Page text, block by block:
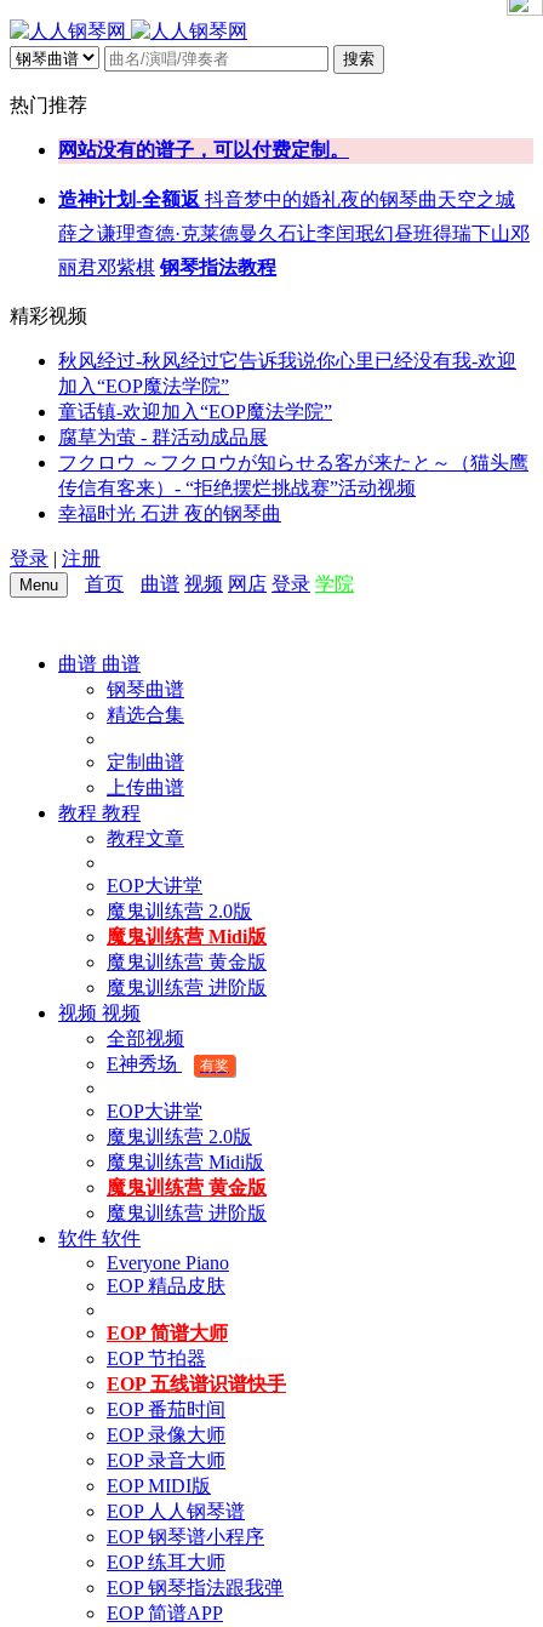
搜索
热门推荐
网站没有的谱子，可以付费定制。
造神计划-全额返 抖音梦中的婚礼夜的钢琴曲天空之城
薛之谦理查德·克莱德曼久石让李闰珉幻昼班得瑞下山邓
丽君邓紫棋 钢琴指法教程
精彩视频
秋风经过-秋风经过它告诉我说你心里已经没有我-欢迎
加入“EOP魔法学院”
童话镇-欢迎加入“EOP魔法学院”
腐草为萤 - 群活动成品展
フクロウ ～フクロウが知らせる客が来たと～（猫头鹰
传信有客来）- “拒绝摆烂挑战赛”活动视频
幸福时光 石进 夜的钢琴曲
登录 | 注册
Menu 首页 曲谱 视频 网店 登录 学院
曲谱 曲谱
钢琴曲谱
精选合集
定制曲谱
上传曲谱
教程 教程
教程文章
EOP大讲堂
魔鬼训练营 2.0版
魔鬼训练营 Midi版
魔鬼训练营 黄金版
魔鬼训练营 进阶版
视频 视频
全部视频
E神秀场
有奖
EOP大讲堂
魔鬼训练营 2.0版
魔鬼训练营 Midi版
魔鬼训练营 黄金版
魔鬼训练营 进阶版
软件 软件
Everyone Piano
EOP 精品皮肤
EOP 简谱大师
EOP 节拍器
EOP 五线谱识谱快手
EOP 番茄时间
EOP 录像大师
EOP 录音大师
EOP MIDI版
EOP 人人钢琴谱
EOP 钢琴谱小程序
EOP 练耳大师
EOP 钢琴指法跟我弹
EOP 简谱APP